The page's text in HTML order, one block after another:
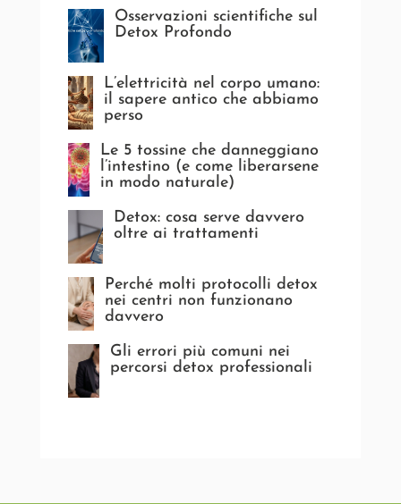
Osservazioni scientifiche sul
Detox Profondo
L’elettricità nel corpo umano:
il sapere antico che abbiamo
perso
Le 5 tossine che danneggiano
l’intestino (e come liberarsene
in modo naturale)
Detox: cosa serve davvero
oltre ai trattamenti
Perché molti protocolli detox
nei centri non funzionano
davvero
Gli errori più comuni nei
percorsi detox professionali